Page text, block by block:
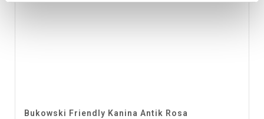
Bukowski Friendly Kanina Antik Rosa